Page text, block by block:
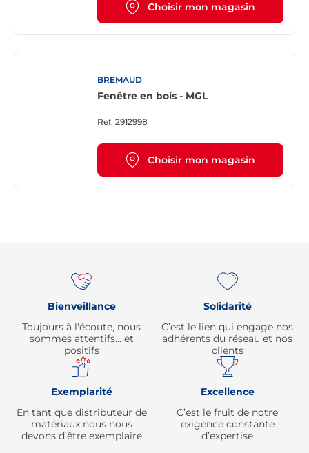
Choisir mon magasin
BREMAUD
Fenêtre en bois - MGL
Ref. 2912998
Choisir mon magasin
Bienveillance
Toujours à l'écoute, nous
sommes attentifs… et
positifs
Solidarité
C’est le lien qui engage nos
adhérents du réseau et nos
clients
Exemplarité
En tant que distributeur de
matériaux nous nous
devons d’être exemplaire
Excellence
C’est le fruit de notre
exigence constante
d’expertise